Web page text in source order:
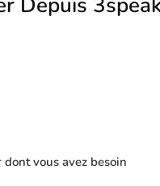
vous avez besoin